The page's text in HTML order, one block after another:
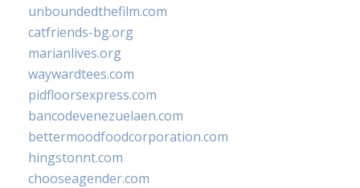
unboundedthefilm.com
catfriends-bg.org
marianlives.org
waywardtees.com
pidfloorsexpress.com
bancodevenezuelaen.com
bettermoodfoodcorporation.com
hingstonnt.com
chooseagender.com